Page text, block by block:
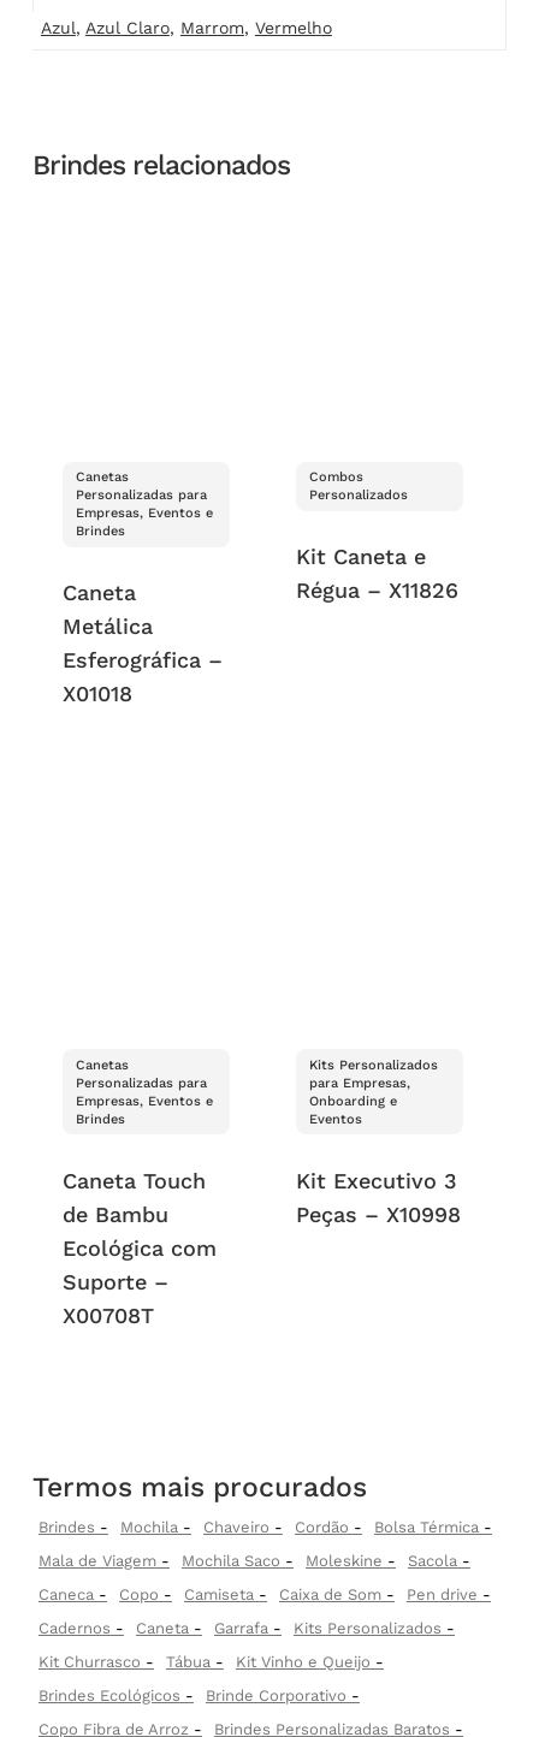
Azul, Azul Claro, Marrom, Vermelho
Brindes relacionados
Canetas
Personalizadas para
Empresas, Eventos e
Brindes
Caneta
Metálica
Esferográfica –
X01018
Combos
Personalizados
Kit Caneta e
Régua – X11826
Canetas
Personalizadas para
Empresas, Eventos e
Brindes
Caneta Touch
de Bambu
Ecológica com
Suporte –
X00708T
Kits Personalizados
para Empresas,
Onboarding e
Eventos
Kit Executivo 3
Peças – X10998
Termos mais procurados
Brindes Mochila Chaveiro Cordão
Bolsa Térmica
Mala de Viagem
Mochila Saco Moleskine
Sacola
Caneca
Copo Camiseta Caixa de Som
Pen drive
Cadernos
Caneta Garrafa
Kits Personalizados
Kit Churrasco
Tábua
Kit Vinho e Queijo
Brindes Ecológicos
Brinde Corporativo
Copo Fibra de Arroz
Brindes Personalizadas Baratos